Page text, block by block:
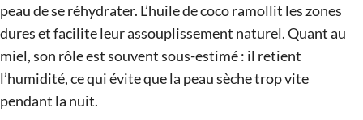
peau de se réhydrater. L’huile de coco ramollit les zones
dures et facilite leur assouplissement naturel. Quant au
miel, son rôle est souvent sous-estimé : il retient
l’humidité, ce qui évite que la peau sèche trop vite
pendant la nuit.